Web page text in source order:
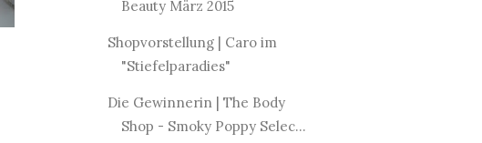
Beauty März 2015
Shopvorstellung | Caro im
"Stiefelparadies"
Die Gewinnerin | The Body
Shop - Smoky Poppy Selec...